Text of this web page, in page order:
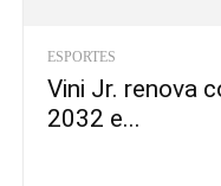
ESPORTES
Vini Jr. renova
2032 e...